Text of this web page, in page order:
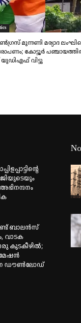
മുന്നണി മര്യാദ
കോട്ടൂര്‍ പഞ്ചായത്തില്‍
യുഡിഎഫ് വിട്ടു
ബാലൻസ്
വാടക
കുടകീഴിൽ;
ഡൗൺലോഡ്